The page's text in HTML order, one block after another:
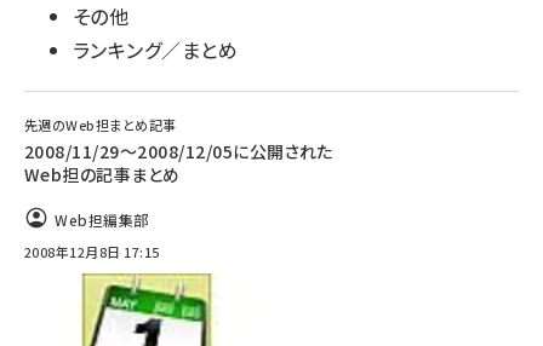
その他
ランキング／まとめ
先週のWeb担まとめ記事
2008/11/29～2008/12/05に公開された
Web担の記事まとめ
Web担編集部
2008年12月8日 17:15